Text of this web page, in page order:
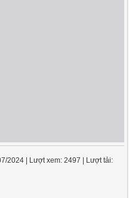
2024 | Lượt xem: 2497 | Lượt tải: